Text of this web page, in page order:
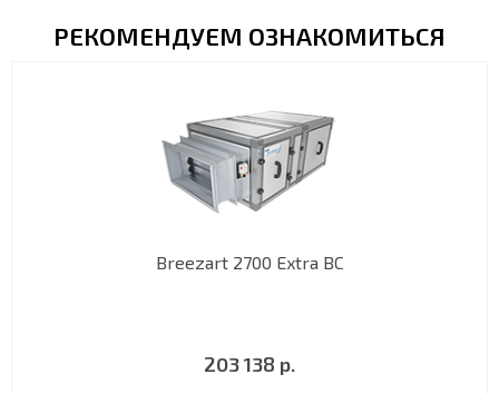
РЕКОМЕНДУЕМ ОЗНАКОМИТЬСЯ
Breezart 2700 Extra BC
203 138 р.